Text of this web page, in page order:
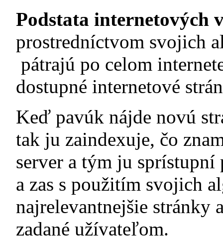
Podstata internetových
prostredníctvom svojich
pátrajú po celom
dostupné internetové
Keď pavúk nájde novú
tak ju zaindexuje, čo
server a tým ju
a zas s použitím svojich
najrelevantnejšie stránky
zadané užívateľom.